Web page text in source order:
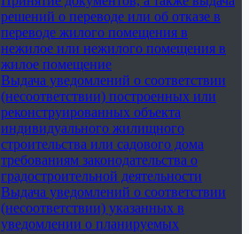
решений о переводе или об отказе в
переводе жилого помещения в
нежилое или нежилого помещения в
жилое помещение
Выдача уведомлений о соответствии
(несоответствии) построенных или
реконструированных объекта
индивидуального жилищного
строительства или садового дома
требованиям законодательства о
градостроительной деятельности
Выдача уведомлений о соответствии
(несоответствии) указанных в
уведомлении о планируемых